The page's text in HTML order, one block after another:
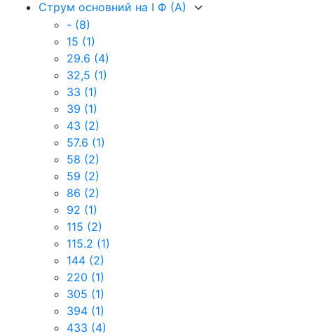
Струм основний на I Ф (А)
- (8)
15 (1)
29.6 (4)
32,5 (1)
33 (1)
39 (1)
43 (2)
57.6 (1)
58 (2)
59 (2)
86 (2)
92 (1)
115 (2)
115.2 (1)
144 (2)
220 (1)
305 (1)
394 (1)
433 (4)